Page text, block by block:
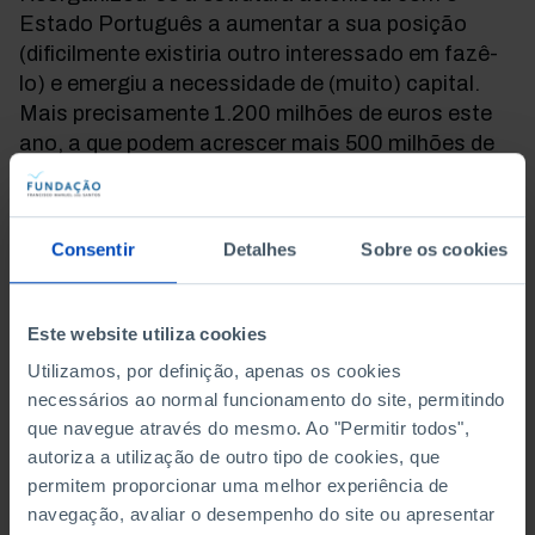
Consentir Detalhes Sobre os cookies
Este website utiliza cookies
Utilizamos, por definição, apenas os cookies
necessários ao normal funcionamento do site, permitindo
que navegue através do mesmo. Ao "Permitir todos",
autoriza a utilização de outro tipo de cookies, que
permitem proporcionar uma melhor experiência de
navegação, avaliar o desempenho do site ou apresentar
Estado Português a aumentar a sua posição
(dificilmente existiria outro interessado em fazê-
lo) e emergiu a necessidade de (muito) capital.
Mais precisamente 1.200 milhões de euros este
ano, a que podem acrescer mais 500 milhões de
euros no próximo, justificados pelo “superior
interesse público” e a “importância estratégica
lhe seguirão. Quantos? Ninguém sabe. Depende
atualmente), da recuperação económica e do
reestruturação surge como a tábua de salvação
da TAP. Já houve outros. Em períodos
incomparavelmente mais favoráveis. Todos
Chegados aqui, o que esperar deste plano de